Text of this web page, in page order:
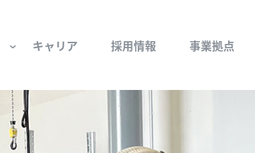
セーフティ
財団
キャリア 採用情報 事業拠点